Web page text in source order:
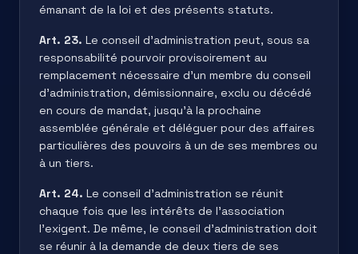
émanant de la loi et des présents statuts.
Art. 23. Le conseil d’administration peut, sous sa
responsabilité pourvoir provisoirement au
remplacement nécessaire d’un membre du conseil
d’administration, démissionnaire, exclu ou décédé
en cours de mandat, jusqu’à la prochaine
assemblée générale et déléguer pour des affaires
particulières des pouvoirs à un de ses membres ou
à un tiers.
Art. 24. Le conseil d’administration se réunit
chaque fois que les intérêts de l’association
l’exigent. De même, le conseil d’administration doit
se réunir à la demande de deux tiers de ses